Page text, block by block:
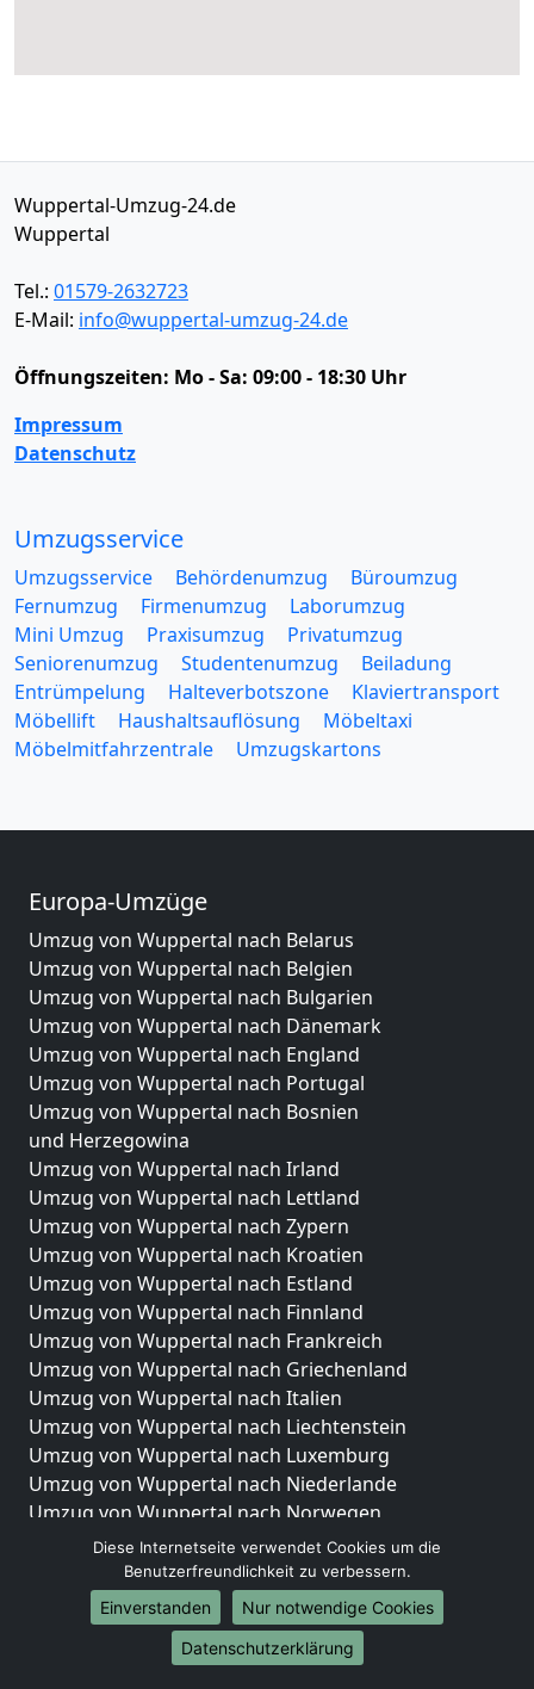
Wuppertal-Umzug-24.de
Wuppertal
Tel.: 01579-2632723
E-Mail: info@wuppertal-umzug-24.de
Öffnungszeiten: Mo - Sa: 09:00 - 18:30 Uhr
Impressum
Datenschutz
Umzugsservice
Umzugsservice Behördenumzug
Büroumzug
Fernumzug
Firmenumzug
Laborumzug
Mini Umzug
Praxisumzug
Privatumzug
Seniorenumzug
Studentenumzug
Beiladung
Entrümpelung
Halteverbotszone
Klaviertransport
Möbellift
Haushaltsauflösung
Möbeltaxi
Möbelmitfahrzentrale
Umzugskartons
Europa-Umzüge
Umzug von Wuppertal nach Belarus
Umzug von Wuppertal nach Belgien
Umzug von Wuppertal nach Bulgarien
Umzug von Wuppertal nach Dänemark
Umzug von Wuppertal nach England
Umzug von Wuppertal nach Portugal
Umzug von Wuppertal nach Bosnien
und Herzegowina
Umzug von Wuppertal nach Irland
Umzug von Wuppertal nach Lettland
Umzug von Wuppertal nach Zypern
Umzug von Wuppertal nach Kroatien
Umzug von Wuppertal nach Estland
Umzug von Wuppertal nach Finnland
Umzug von Wuppertal nach Frankreich
Umzug von Wuppertal nach Griechenland
Umzug von Wuppertal nach Italien
Umzug von Wuppertal nach Liechtenstein
Umzug von Wuppertal nach Luxemburg
Umzug von Wuppertal nach Niederlande
Umzug von Wuppertal nach Norwegen
Umzüge-Deutschlandweit
Umzug von Wuppertal nach Berlin
Umzug von Wuppertal nach Hamburg
Umzug von Wuppertal nach München
Diese Internetseite verwendet Cookies um die
Benutzerfreundlichkeit zu verbessern.
Einverstanden
Nur notwendige Cookies
Datenschutzerklärung